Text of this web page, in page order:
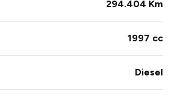
294.404 Km
1997 cc
Diesel